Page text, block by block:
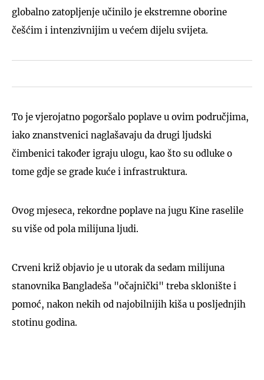
globalno zatopljenje učinilo je ekstremne oborine
češćim i intenzivnijim u većem dijelu svijeta.
To je vjerojatno pogoršalo poplave u ovim područjima,
iako znanstvenici naglašavaju da drugi ljudski
čimbenici također igraju ulogu, kao što su odluke o
tome gdje se grade kuće i infrastruktura.
Ovog mjeseca, rekordne poplave na jugu Kine raselile
su više od pola milijuna ljudi.
Crveni križ objavio je u utorak da sedam milijuna
stanovnika Bangladeša "očajnički" treba sklonište i
pomoć, nakon nekih od najobilnijih kiša u posljednjih
stotinu godina.